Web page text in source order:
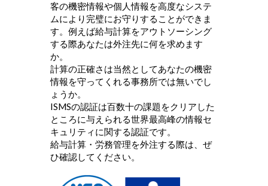
客の機密情報や個人情報を高度なシステ
ムにより完璧にお守りすることができま
す。例えば給与計算をアウトソーシング
する際あなたは外注先に何を求めます
か。
計算の正確さは当然としてあなたの機密
情報を守ってくれる事務所では無いでし
ょうか。
ISMSの認証は百数十の課題をクリアした
ところに与えられる世界最高峰の情報セ
キュリティに関する認証です。
給与計算・労務管理を外注する際は、ぜ
ひ確認してください。